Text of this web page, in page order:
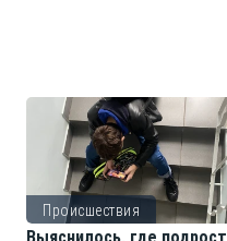
Происшествия